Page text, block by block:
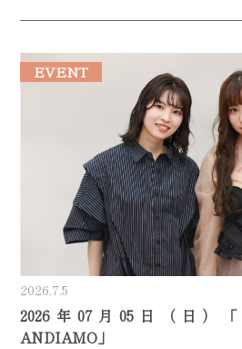
EVENT
2026.7.5
2026年07月05日（日）
ANDIAMO」